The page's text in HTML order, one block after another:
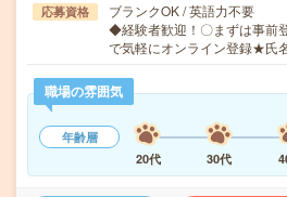
応募資格
ブランクOK / 英語力不要
◆経験者歓迎！〇まずは事前
で気軽にオンライン登録★氏
職場の雰囲気
年齢層
20代
30代